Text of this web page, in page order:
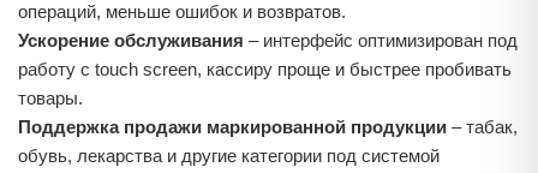
операций, меньше ошибок и возвратов.
Ускорение обслуживания – интерфейс оптимизирован под
работу с touch screen, кассиру проще и быстрее пробивать
товары.
Поддержка продажи маркированной продукции – табак,
обувь, лекарства и другие категории под системой